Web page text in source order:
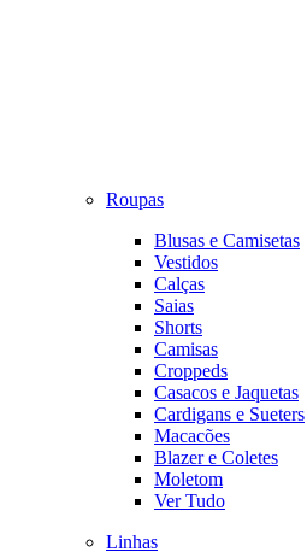
Roupas
Blusas e Camisetas
Vestidos
Calças
Saias
Shorts
Camisas
Croppeds
Casacos e Jaquetas
Cardigans e Sueters
Macacões
Blazer e Coletes
Moletom
Ver Tudo
Linhas